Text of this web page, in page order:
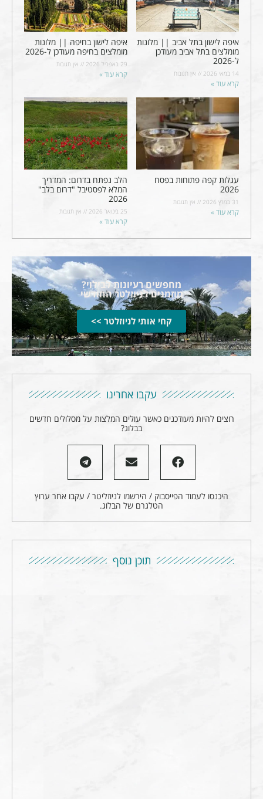
איפה לישון בתל אביב || מלונות
מומלצים בתל אביב מעודכן
ל-2026
14 במאי 2026 אין תגובות
קרא עוד »
איפה לישון בחיפה || מלונות
מומלצים בחיפה מעודכן ל-2026
29 באפריל 2026 אין תגובות
קרא עוד »
עגלות קפה פתוחות בפסח
2026
31 במרץ 2026 אין תגובות
קרא עוד »
הלב נפתח בדרום: המדריך
המלא לפסטיבל "דרום בלב"
2026
25 בינואר 2026 אין תגובות
קרא עוד »
מחפשים רעיונות לבילוי?
מוזמנים לניוזלטר החודשי
קחי אותי לניוזלטר >>
עקבו אחרינו
רוצים להיות מעודכנים כאשר עולים המלצות על מסלולים חדשים
בבלוג?
היכנסו לעמוד הפייסבוק / הירשמו לניוזליטר / עקבו אחר ערוץ
הטלגרם של הבלוג.
תוכן נוסף